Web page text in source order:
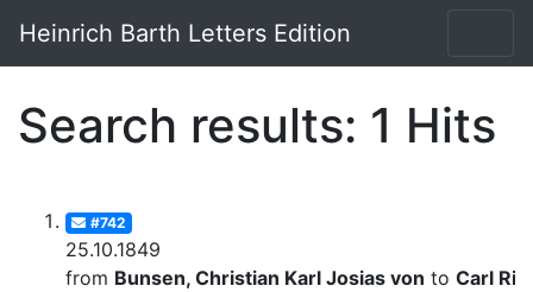
Heinrich Barth Letters Edition
Search results: 1 Hits
#742
25.10.1849
from Bunsen, Christian Karl Josias von to Carl